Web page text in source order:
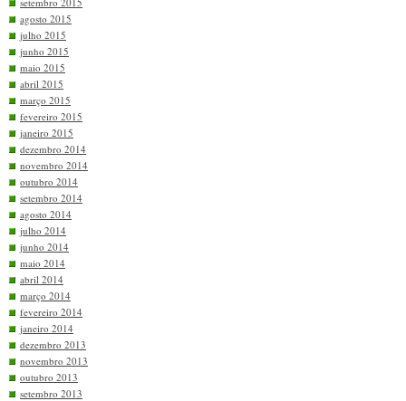
agosto 2015
julho 2015
junho 2015
maio 2015
abril 2015
março 2015
fevereiro 2015
janeiro 2015
dezembro 2014
novembro 2014
outubro 2014
setembro 2014
agosto 2014
julho 2014
junho 2014
maio 2014
abril 2014
março 2014
fevereiro 2014
janeiro 2014
dezembro 2013
novembro 2013
outubro 2013
setembro 2013